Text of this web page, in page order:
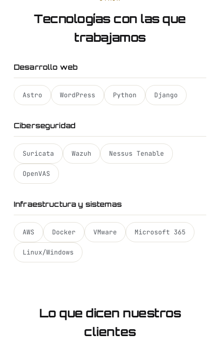
Tecnologías con las que
trabajamos
Desarrollo web
Astro WordPress Python Django
Ciberseguridad
Suricata Wazuh Nessus Tenable
OpenVAS
Infraestructura y sistemas
AWS Docker VMware Microsoft 365
Linux/Windows
Lo que dicen nuestros
clientes